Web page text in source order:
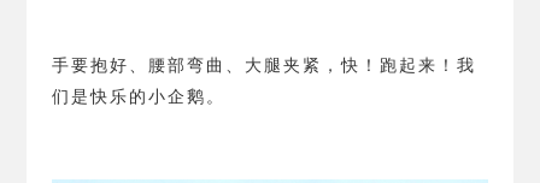
手要抱好、腰部弯曲、大腿夹紧，快！跑起来！我
们是快乐的小企鹅。